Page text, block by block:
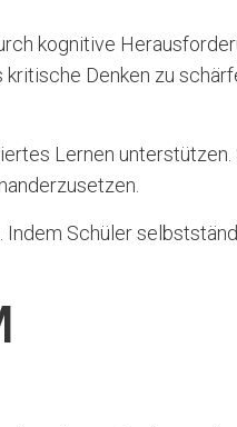
kognitive
Denken zu
Lernen
Schüler